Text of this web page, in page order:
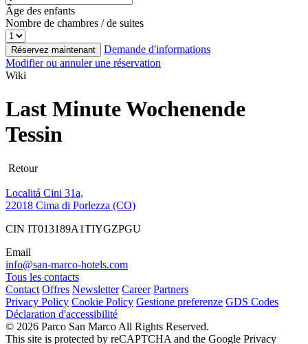
Âge des enfants
Nombre de chambres / de suites
Réservez maintenant
Demande d'informations
Modifier ou annuler une réservation
Wiki
Last Minute Wochenende
Tessin
Retour
Localitá Cini 31a,
22018 Cima di Porlezza (CO)
CIN IT013189A1TIYGZPGU
Email
info@san-marco-hotels.com
Tous les contacts
Contact Offres Newsletter Career Partners
Privacy Policy Cookie Policy Gestione preferenze GDS Codes
Déclaration d'accessibilité
© 2026 Parco San Marco All Rights Reserved.
This site is protected by reCAPTCHA and the Google Privacy